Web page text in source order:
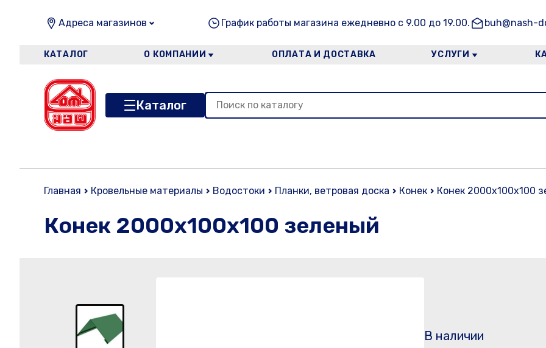
Адреса магазинов График работы магазина ежедневно с 9.00 до 19.00. buh@nash-
КАТАЛОГ О КОМПАНИИ ОПЛАТА И ДОСТАВКА УСЛУГИ
Каталог
Главная Кровельные материалы Водостоки Планки, ветровая доска Конек Конек 2000х100х100
Конек 2000х100х100 зеленый
В наличии